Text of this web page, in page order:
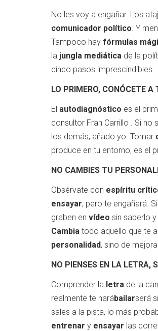
No les voy a engañar. Los
comunicador político. Y
Tampoco hay fórmulas
la jungla mediática de la
cinco pasos imprescindibles:
LO PRIMERO, CONÓCETE A
El autodiagnóstico es el
consultor Fran Carrillo . Si no
los demás, añado yo. Tomar
produce en tu entorno, es el
NO CAMBIES TU
Obsérvate con espíritu
ensayar, pero te engañará.
graben en vídeo sin saberlo
Cambia todo aquello que te
personalidad, sino de
NO PIENSES EN LA LETRA,
Comprender la letra de la
realmente te harábailarserá
sales a la pista, lo más
entrenar y ensayar las